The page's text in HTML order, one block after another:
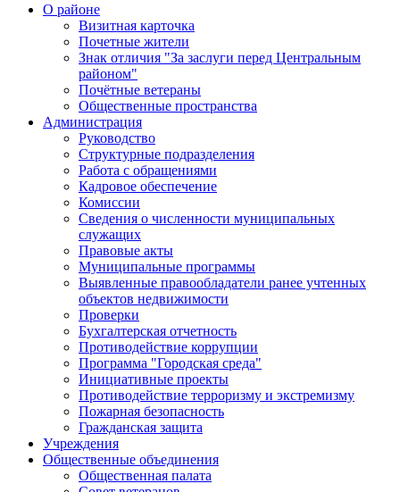
О районе
Визитная карточка
Почетные жители
Знак отличия "За заслуги перед Центральным
районом"
Почётные ветераны
Общественные пространства
Администрация
Руководство
Структурные подразделения
Работа с обращениями
Кадровое обеспечение
Комиссии
Сведения о численности муниципальных
служащих
Правовые акты
Муниципальные программы
Выявленные правообладатели ранее учтенных
объектов недвижимости
Проверки
Бухгалтерская отчетность
Противодействие коррупции
Программа "Городская среда"
Инициативные проекты
Противодействие терроризму и экстремизму
Пожарная безопасность
Гражданская защита
Учреждения
Общественные объединения
Общественная палата